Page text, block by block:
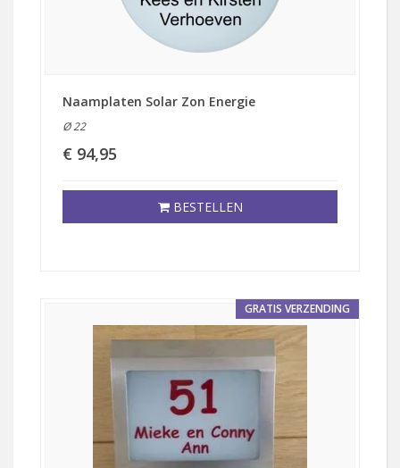
Naamplaten Solar Zon Energie
Ø 22
€ 94,95
BESTELLEN
GRATIS VERZENDING